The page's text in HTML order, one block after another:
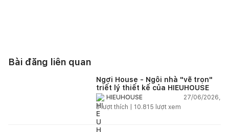
Bài đăng liên quan
Ngơi House - Ngôi nhà "vẽ trọn"
triết lý thiết kế của HIEUHOUSE
HIEUHOUSE
27/06/2026,
3lượt thích | 10.815 lượt xem